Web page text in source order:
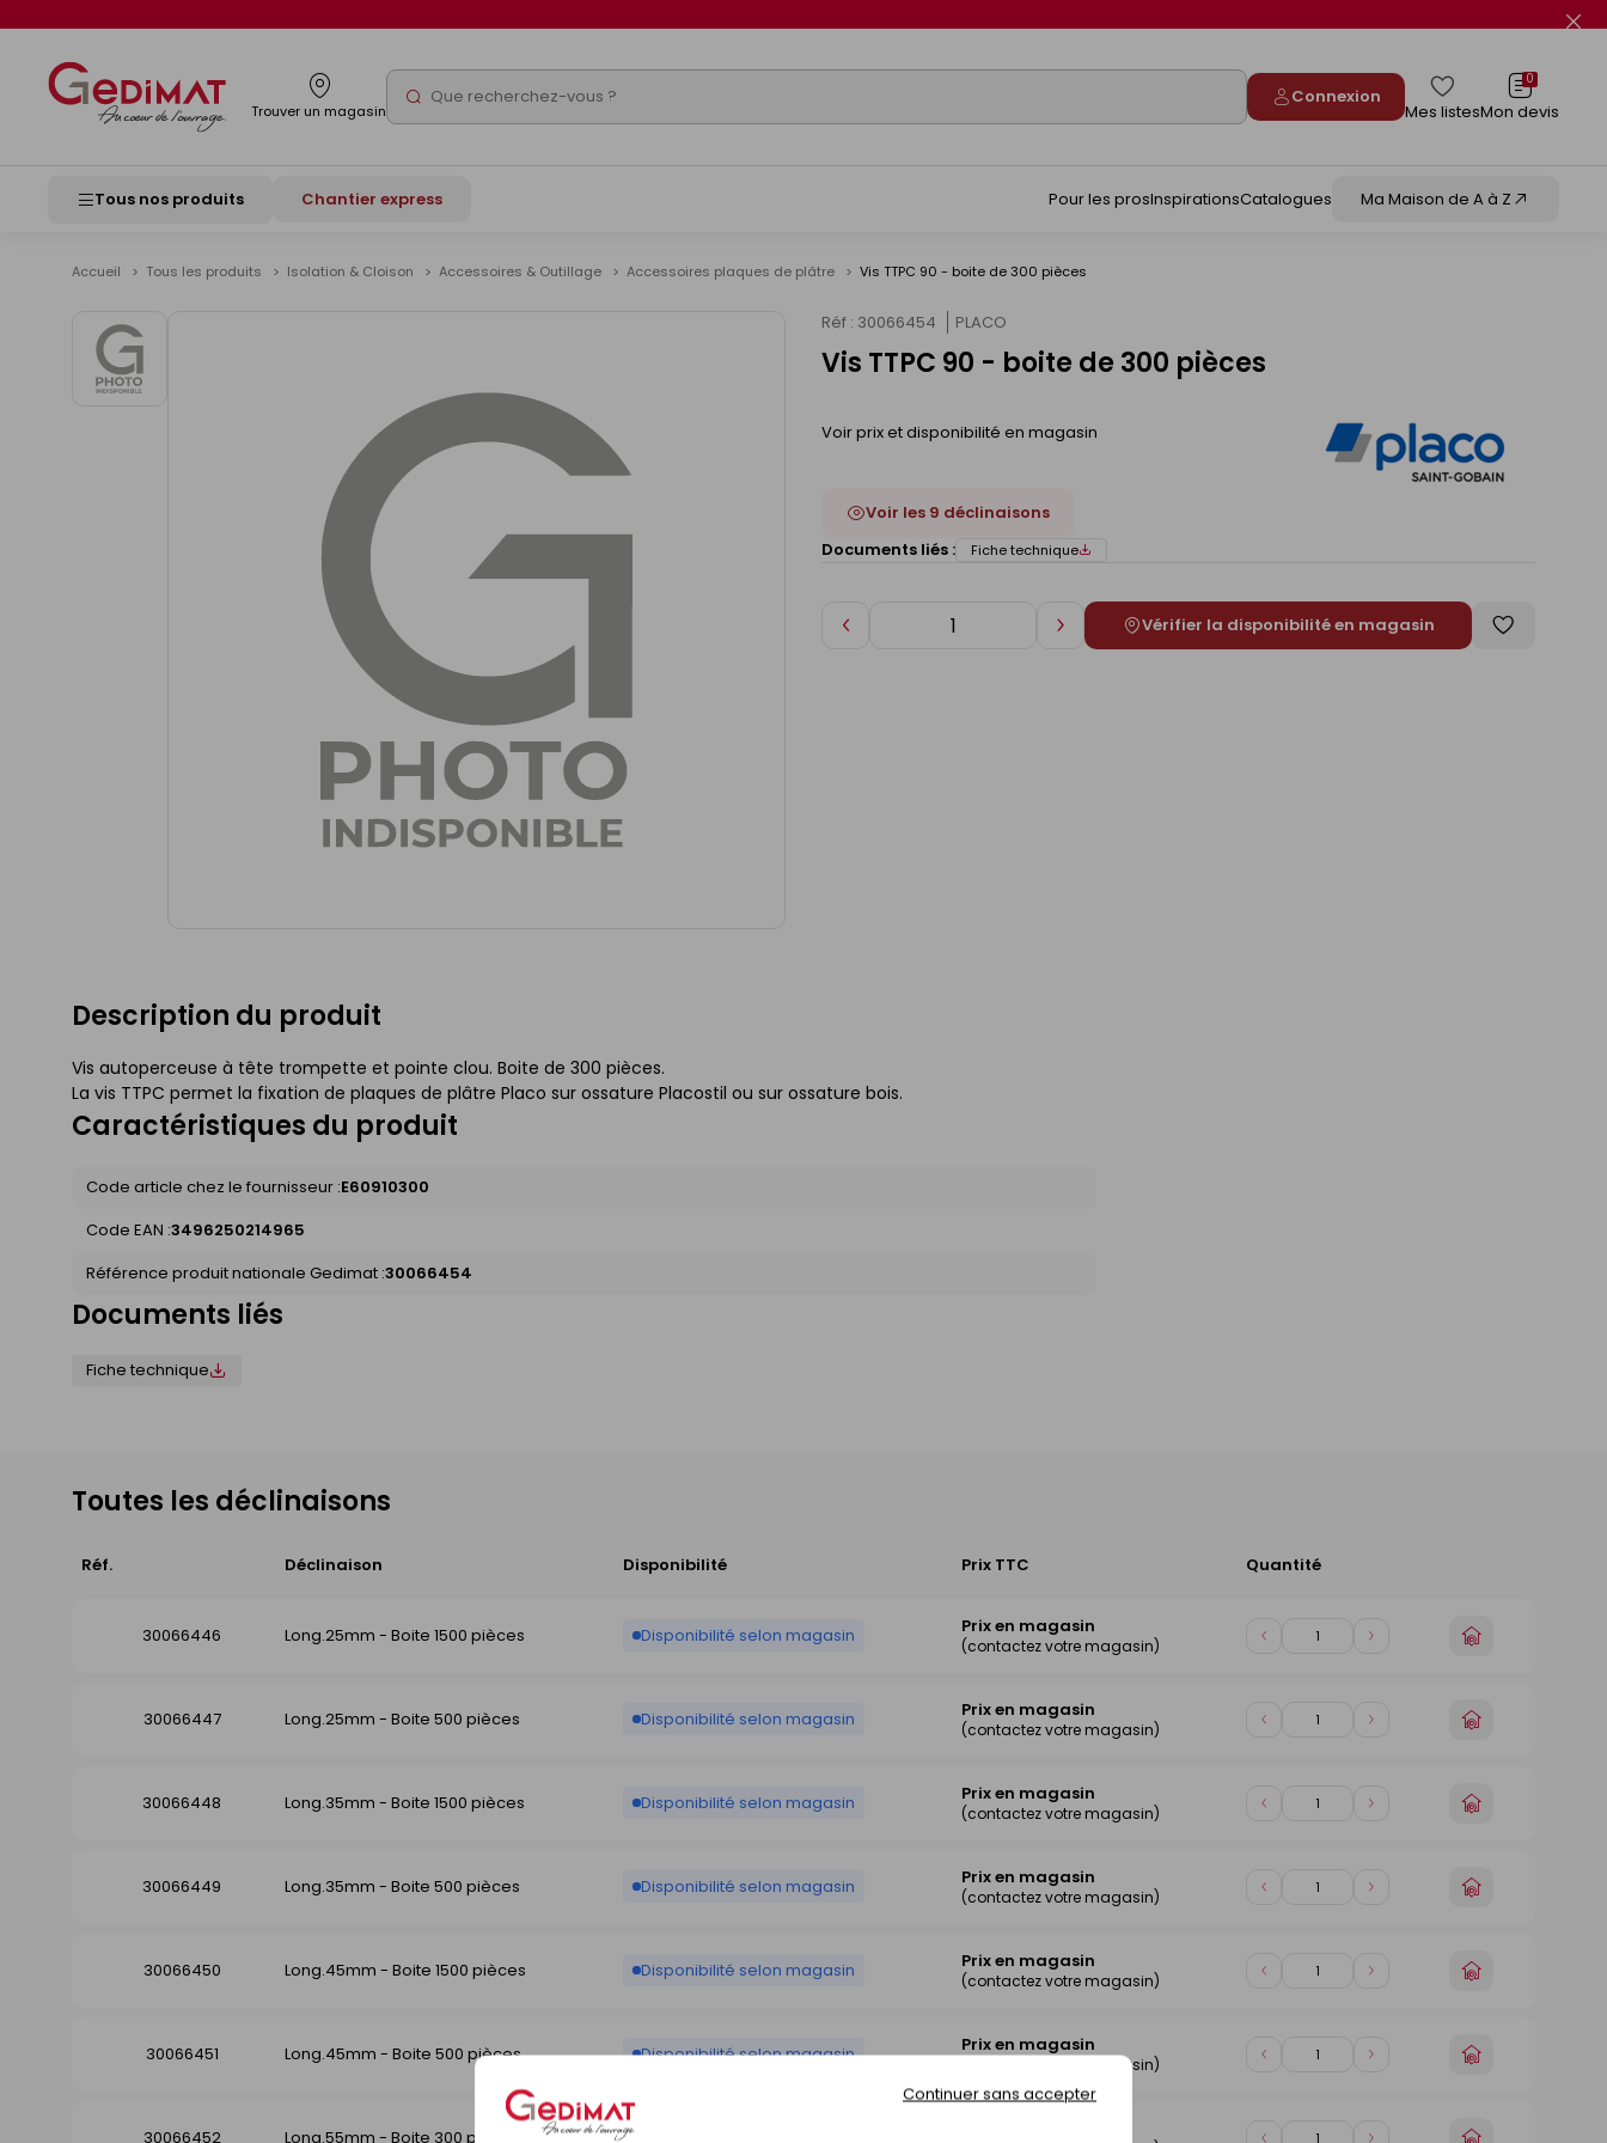
Continuer sans accepter
Trouver un magasin Rechercher Connexion
Mes listes
0
Mon devis
Tous nos produits Chantier express Pour les prosInspirationsCatalogues Ma Maison de A à Z
Accueil Tous les produits Isolation & Cloison Accessoires & Outillage Accessoires plaques de plâtre Vis TTPC 90 - boite de 300 pièces
Réf : 30066454 PLACO
Vis TTPC 90 - boite de 300 pièces
Voir prix et disponibilité en magasin
Voir les 9 déclinaisons
Documents liés :
Fiche technique
Diminuer AugmenterVérifier la disponibilité en magasin
Enregistrer
Description du produit
Vis autoperceuse à tête trompette et pointe clou. Boite de 300 pièces.
La vis TTPC permet la fixation de plaques de plâtre Placo sur ossature Placostil ou sur ossature bois.
Caractéristiques du produit
Code article chez le fournisseur :E60910300
Code EAN :3496250214965
Référence produit nationale Gedimat :30066454
Documents liés
Fiche technique
Toutes les déclinaisons
Réf. Déclinaison Disponibilité Prix TTC Quantité
30066446 Long.25mm - Boite 1500 pièces Disponibilité selon magasin Prix en magasin
(contactez votre magasin)
Diminuer
Augmenter
Choisir
30066447
Long.25mm - Boite 500 pièces Disponibilité selon magasin Prix en magasin
(contactez votre magasin)
Diminuer
Augmenter
Choisir
30066448
Long.35mm - Boite 1500 pièces Disponibilité selon magasin Prix en magasin
(contactez votre magasin)
Diminuer
Augmenter
Choisir
30066449
Long.35mm - Boite 500 pièces Disponibilité selon magasin Prix en magasin
(contactez votre magasin)
Diminuer
Augmenter
Choisir
30066450
Long.45mm - Boite 1500 pièces Disponibilité selon magasin Prix en magasin
(contactez votre magasin)
Diminuer
Augmenter
Choisir
30066451
Long.45mm - Boite 500 pièces Disponibilité selon magasin Prix en magasin
(contactez votre magasin)
Diminuer
Augmenter
Choisir
30066452
Long.55mm - Boite 300 pièces
Choisir